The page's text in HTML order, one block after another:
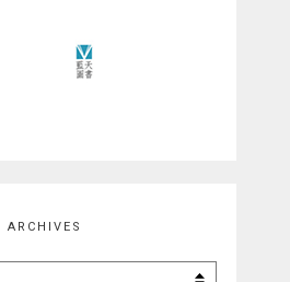
ARCHIVES